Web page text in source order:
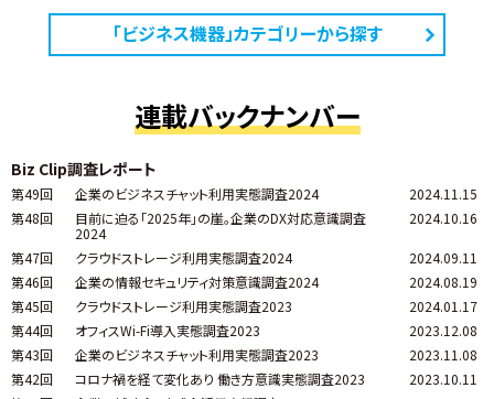
「ビジネス機器」カテゴリーから探す
連載バックナンバー
Biz Clip調査レポート
第49回 企業のビジネスチャット利用実態調査2024
2024.11.15
第48回
目前に迫る「2025年」の崖。企業のDX対応意識調査
2024
2024.10.16
第47回 クラウドストレージ利用実態調査2024
2024.09.11
第46回
企業の情報セキュリティ対策意識調査2024
2024.08.19
第45回
クラウドストレージ利用実態調査2023
2024.01.17
第44回
オフィスWi-Fi導入実態調査2023
2023.12.08
第43回
企業のビジネスチャット利用実態調査2023
2023.11.08
第42回
コロナ禍を経て変化あり 働き方意識実態調査2023
2023.10.11